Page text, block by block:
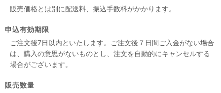
販売価格とは別に配送料、振込手数料がかかります。
申込有効期限
ご注文後7日以内といたします。ご注文後７日間ご入金がない場合
は、購入の意思がないものとし、注文を自動的にキャンセルする
場合がございます。
販売数量